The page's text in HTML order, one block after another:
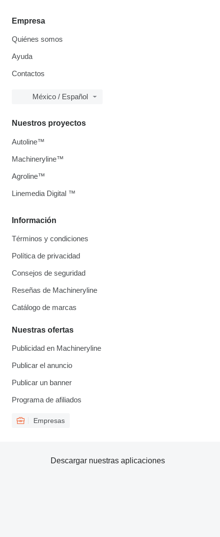
Empresa
Quiénes somos
Ayuda
Contactos
México / Español
Información
Términos y condiciones
Política de privacidad
Consejos de seguridad
Reseñas de Machineryline
Catálogo de marcas
Nuestras ofertas
Publicidad en Machineryline
Publicar el anuncio
Publicar un banner
Programa de afiliados
Empresas
Nuestros proyectos
Autoline™
Machineryline™
Agroline™
Linemedia Digital ™
Descargar nuestras aplicaciones